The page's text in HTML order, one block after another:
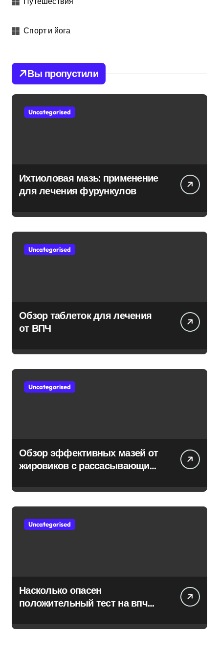
Спорт и йога
Вы пропустили
Uncategorised
Ихтиоловая мазь: применение
для лечения фурункулов
Uncategorised
Обзор таблеток для лечения
от ВПЧ
Uncategorised
Обзор эффективных мазей от
жировиков с рассасывающим
Uncategorised
Насколько опасен
положительный тест на впч